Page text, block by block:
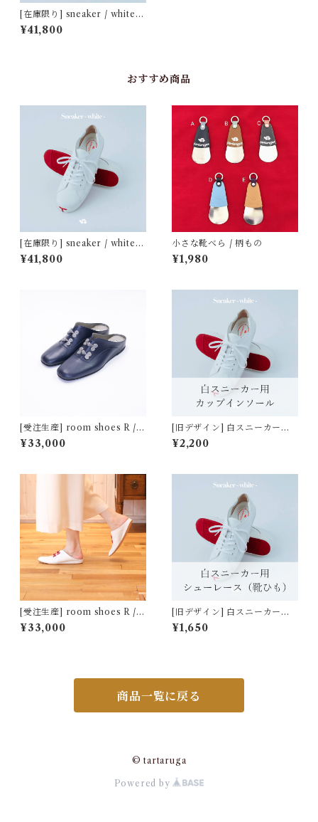
[在庫限り] sneaker / white
[旧デザイン]
¥41,800
おすすめ商品
[在庫限り] sneaker / white
[旧デザイン]
¥41,800
小さな靴べら / 柄もの
¥1,980
[受注生産] room shoes R / n
avy × gray [お届けは約1.5ヶ
月後]
¥33,000
[旧デザイン] 白スニーカー用
カップインソール
¥2,200
[受注生産] room shoes R /
white × red [お届けは約1.5ヶ
月後]
¥33,000
[旧デザイン] 白スニーカー用
シューレース（靴ひも）
¥1,650
商品一覧に戻る
© tartaruga
Powered by